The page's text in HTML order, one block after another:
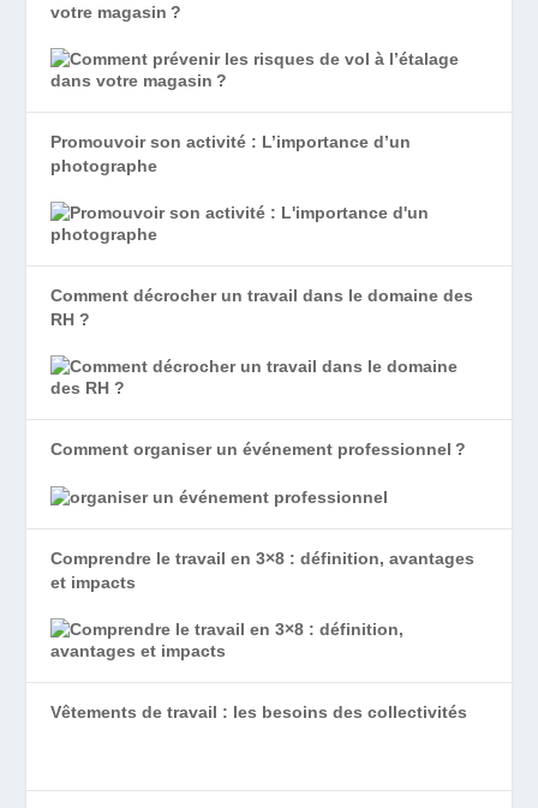
votre magasin ?
Promouvoir son activité : L’importance d’un
photographe
Comment décrocher un travail dans le domaine des
RH ?
Comment organiser un événement professionnel ?
Comprendre le travail en 3×8 : définition, avantages
et impacts
Vêtements de travail : les besoins des collectivités